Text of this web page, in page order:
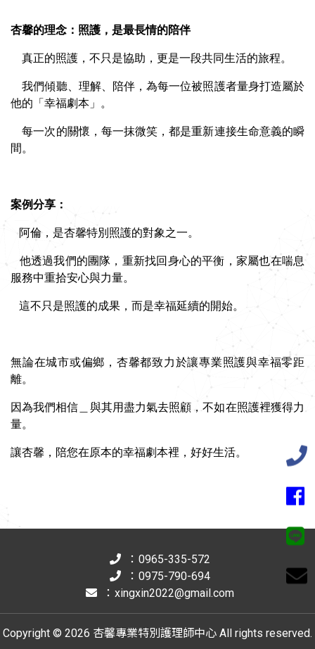
杏馨的理念：照護，是最長情的陪伴
真正的照護，不只是協助，更是一段共同生活的旅程。
我們傾聽、理解、陪伴，為每一位被照護者量身打造屬於
他的 「幸福劇本」。
每一次的關懷，每一抹微笑，都是重新連接生命意義的瞬
間。
案例分享：
阿倫，是杏馨特別照護的對象之一。
他透過我們的團隊 ，重新找回身心的平衡，家屬也在喘息
服務中重拾安心與力量。
這不只是照護的成果，而是幸福延續的開始。
無論在城市或偏鄉，杏馨都致力於讓專業照護與幸福零距
離。
因為我們相信＿與其用盡力氣去照顧，不如在照護裡獲得力
量。
讓杏馨，陪您在原本的幸福劇本裡，好好生活。
： 0965-335-572
： 0975-790-694
： xingxin2022@gmail.com
Copyright © 2026 杏馨專業特別護理師中心 All rights reserved.